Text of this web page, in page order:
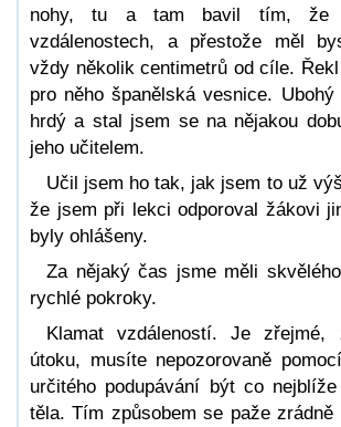
nohy, tu a tam bavil tím, že
vzdálenostech, a přestože měl
vždy několik centimetrů od cíle.
pro něho španělská vesnice.
hrdý a stal jsem se na nějakou
jeho učitelem.
Učil jsem ho tak, jak jsem to už
že jsem při lekci odporoval žákovi
byly ohlášeny.
Za nějaký čas jsme měli
rychlé pokroky.
Klamat vzdáleností. Je
útoku, musíte nepozorovaně
určitého podupávání být co
těla. Tím způsobem se paže zrádně